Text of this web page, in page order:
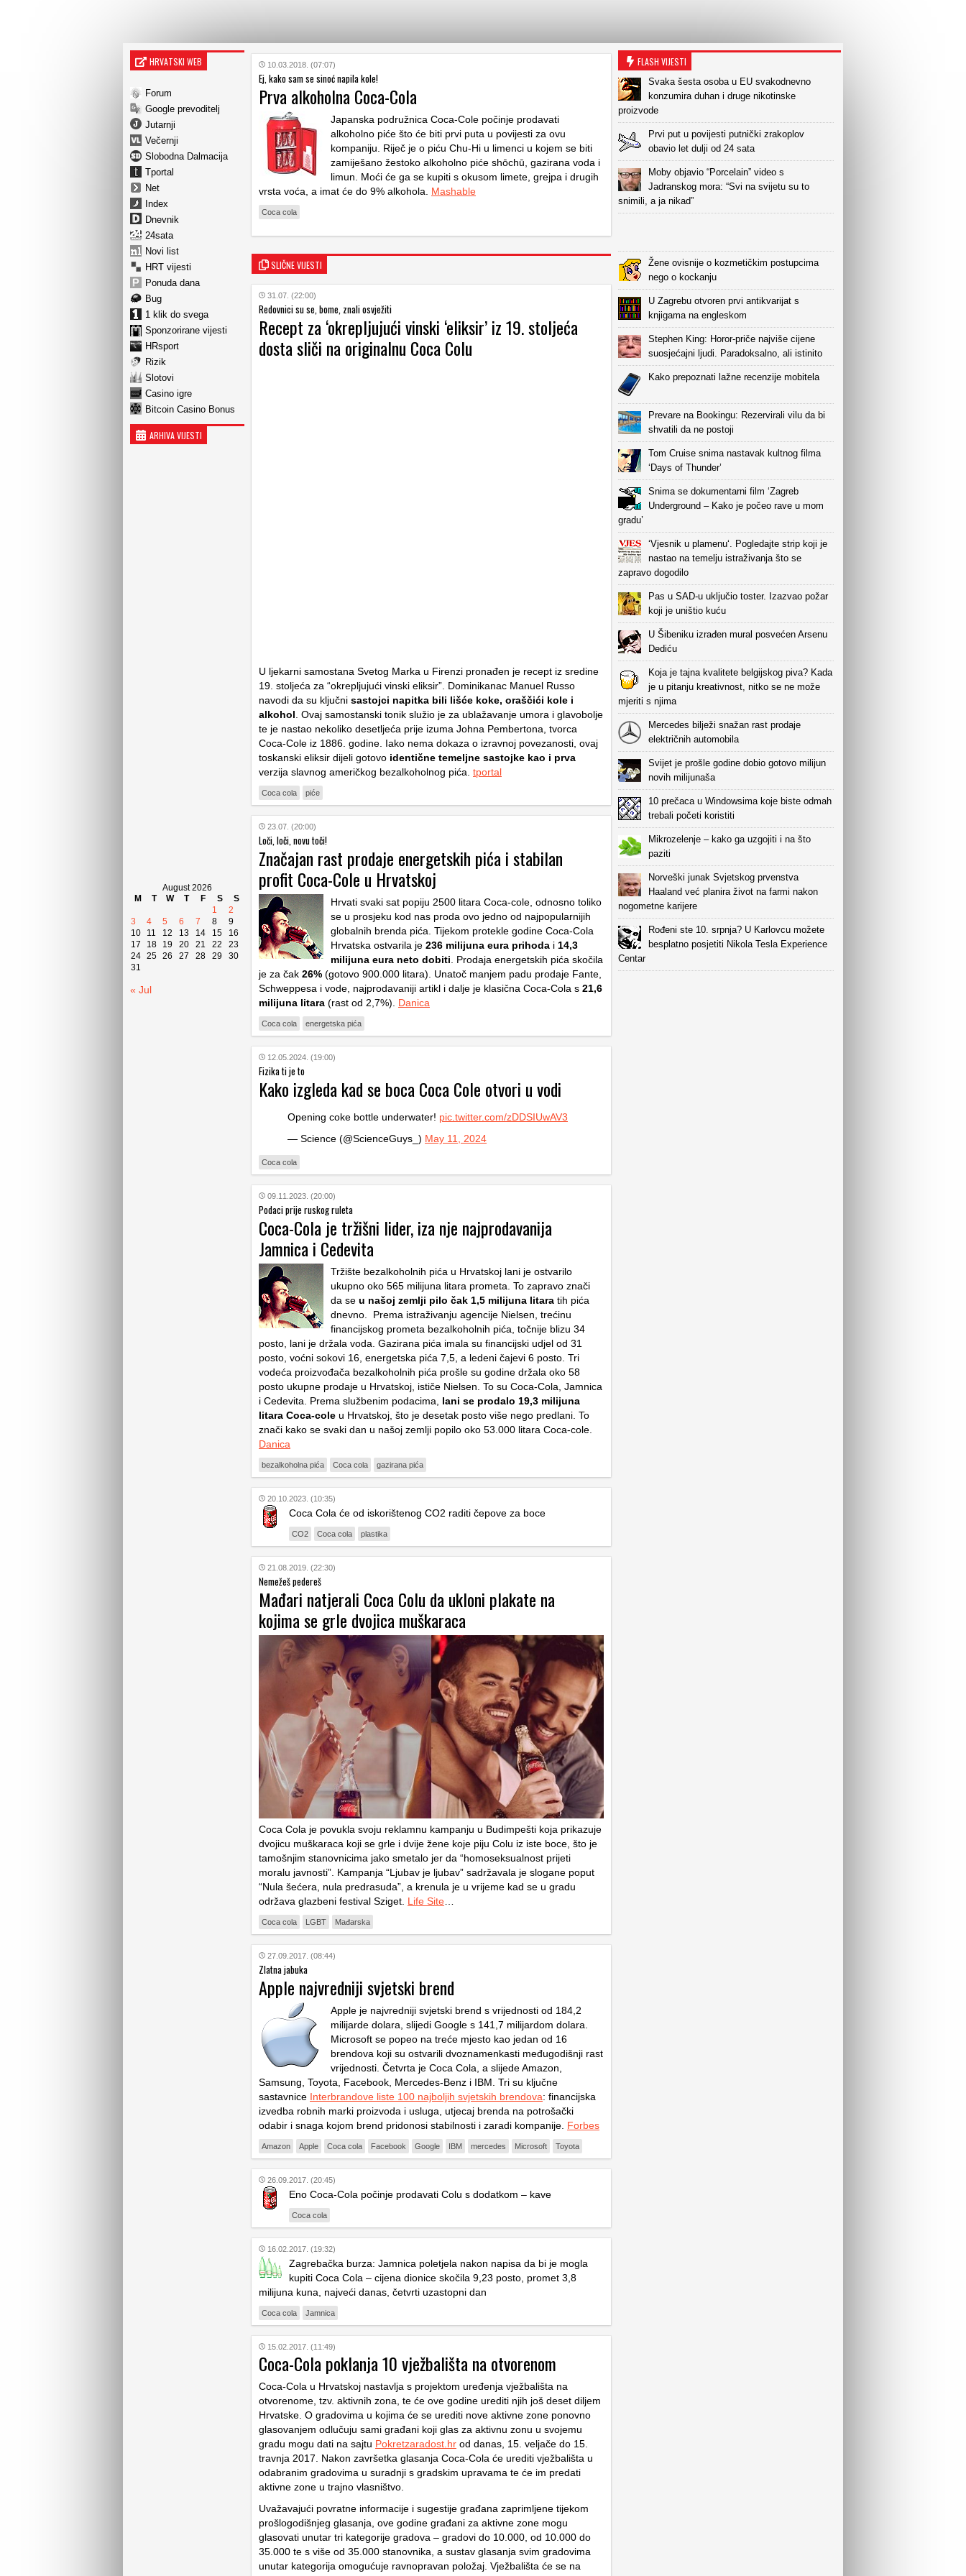
HRVATSKI WEB
Forum
Google prevoditelj
Jutarnji
Večernji
Slobodna Dalmacija
Tportal
Net
Index
Dnevnik
24sata
Novi list
HRT vijesti
Ponuda dana
Bug
1 klik do svega
Sponzorirane vijesti
HRsport
Rizik
Slotovi
Casino igre
Bitcoin Casino Bonus
ARHIVA VIJESTI
August 2026
M
T W T F S
S
1
2
3
4 5 6 7 8
9
10
11 12 13 14 15
16
17
18 19 20 21 22
23
24 25 26 27 28 29
30
31
« Jul
10.03.2018. (07:07)
Ej, kako sam se sinoć napila kole!
Prva alkoholna Coca-Cola
Japanska podružnica Coca-Cole počinje prodavati
alkoholno piće što će biti prvi puta u povijesti za ovu
kompaniju. Riječ je o piću Chu-Hi u limenci u kojem se biti
zamiješano žestoko alkoholno piće shōchū, gazirana voda i
limun. Moći će ga se kupiti s okusom limete, grejpa i drugih
vrsta voća, a imat će do 9% alkohola. Mashable
Coca cola
SLIČNE VIJESTI
31.07. (22:00)
Redovnici su se, bome, znali osvježiti
Recept za ‘okrepljujući vinski ‘eliksir’ iz 19. stoljeća
dosta sliči na originalnu Coca Colu
U ljekarni samostana Svetog Marka u Firenzi pronađen je recept iz sredine
19. stoljeća za “okrepljujući vinski eliksir”. Dominikanac Manuel Russo
navodi da su ključni sastojci napitka bili lišće koke, oraščići kole i
alkohol . Ovaj samostanski tonik služio je za ublažavanje umora i glavobolje
te je nastao nekoliko desetljeća prije izuma Johna Pembertona, tvorca
Coca-Cole iz 1886. godine. Iako nema dokaza o izravnoj povezanosti, ovaj
toskanski eliksir dijeli gotovo identične temeljne sastojke kao i prva
verzija slavnog američkog bezalkoholnog pića. tportal
Coca cola piće
23.07. (20:00)
Loči, loči, novu toči!
Značajan rast prodaje energetskih pića i stabilan
profit Coca-Cole u Hrvatskoj
Hrvati svaki sat popiju 2500 litara Coca-cole, odnosno toliko
se u prosjeku kod nas proda ovo jedno od najpopularnijih
globalnih brenda pića. Tijekom protekle godine Coca-Cola
Hrvatska ostvarila je 236 milijuna eura prihoda i 14,3
milijuna eura neto dobiti . Prodaja energetskih pića skočila
je za čak 26% (gotovo 900.000 litara). Unatoč manjem padu prodaje Fante,
Schweppesa i vode, najprodavaniji artikl i dalje je klasična Coca-Cola s 21,6
milijuna litara (rast od 2,7%). Danica
Coca cola energetska pića
12.05.2024. (19:00)
Fizika ti je to
Kako izgleda kad se boca Coca Cole otvori u vodi
Opening coke bottle underwater! pic.twitter.com/zDDSIUwAV3
— Science (@ScienceGuys_) May 11, 2024
Coca cola
09.11.2023. (20:00)
Podaci prije ruskog ruleta
Coca-Cola je tržišni lider, iza nje najprodavanija
Jamnica i Cedevita
Tržište bezalkoholnih pića u Hrvatskoj lani je ostvarilo
ukupno oko 565 milijuna litara prometa. To zapravo znači
da se u našoj zemlji pilo čak 1,5 milijuna litara tih pića
dnevno. Prema istraživanju agencije Nielsen, trećinu
financijskog prometa bezalkoholnih pića, točnije blizu 34
posto, lani je držala voda. Gazirana pića imala su financijski udjel od 31
posto, voćni sokovi 16, energetska pića 7,5, a ledeni čajevi 6 posto. Tri
vodeća proizvođača bezalkoholnih pića prošle su godine držala oko 58
posto ukupne prodaje u Hrvatskoj, ističe Nielsen. To su Coca-Cola, Jamnica
i Cedevita. Prema službenim podacima,
lani se prodalo 19,3 milijuna
litara Coca-cole u Hrvatskoj, što je desetak posto više nego predlani. To
znači kako se svaki dan u našoj zemlji popilo oko 53.000 litara Coca-cole.
Danica
bezalkoholna pića Coca cola gazirana pića
20.10.2023. (10:35)
Coca Cola će od iskorištenog CO2 raditi čepove za boce
CO2 Coca cola plastika
21.08.2019. (22:30)
Nemežeš pedereš
Mađari natjerali Coca Colu da ukloni plakate na
kojima se grle dvojica muškaraca
Coca Cola je povukla svoju reklamnu kampanju u Budimpešti koja prikazuje
dvojicu muškaraca koji se grle i dvije žene koje piju Colu iz iste boce, što je
tamošnjim stanovnicima jako smetalo jer da “homoseksualnost prijeti
moralu javnosti”. Kampanja “Ljubav je ljubav” sadržavala je slogane poput
“Nula šećera, nula predrasuda”, a krenula je u vrijeme kad se u gradu
održava glazbeni festival Sziget. Life Site
Coca cola LGBT Mađarska
27.09.2017. (08:44)
Zlatna jabuka
Apple najvredniji svjetski brend
Apple je najvredniji svjetski brend s vrijednosti od 184,2
milijarde dolara, slijedi Google s 141,7 milijardom dolara.
Microsoft se popeo na treće mjesto kao jedan od 16
brendova koji su ostvarili dvoznamenkasti međugodišnji rast
vrijednosti. Četvrta je Coca Cola, a slijede Amazon,
Samsung, Toyota, Facebook, Mercedes-Benz i IBM. Tri su ključne
sastavnice Interbrandove liste 100 najboljih svjetskih brendova: financijska
izvedba robnih marki proizvoda i usluga, utjecaj brenda na potrošački
odabir i snaga kojom brend pridonosi stabilnosti i zaradi kompanije. Forbes
Amazon Apple Coca cola Facebook Google IBM mercedes Microsoft Toyota
26.09.2017. (20:45)
Eno Coca-Cola počinje prodavati Colu s dodatkom – kave
Coca cola
16.02.2017. (19:32)
Zagrebačka burza: Jamnica poletjela nakon napisa da bi je mogla
kupiti Coca Cola – cijena dionice skočila 9,23 posto, promet 3,8
milijuna kuna, najveći danas, četvrti uzastopni dan
Coca cola Jamnica
15.02.2017. (11:49)
Coca-Cola poklanja 10 vježbališta na otvorenom
Coca-Cola u Hrvatskoj nastavlja s projektom uređenja vježbališta na
otvorenome, tzv. aktivnih zona, te će ove godine urediti njih još deset diljem
Hrvatske. O gradovima u kojima će se urediti nove aktivne zone ponovno
glasovanjem odlučuju sami građani koji glas za aktivnu zonu u svojemu
gradu mogu dati na sajtu Pokretzaradost.hr od danas, 15. veljače do 15.
travnja 2017. Nakon završetka glasanja Coca-Cola će urediti vježbališta u
odabranim gradovima u suradnji s gradskim upravama te će im predati
aktivne zone u trajno vlasništvo.
Uvažavajući povratne informacije i sugestije građana zaprimljene tijekom
prošlogodišnjeg glasanja, ove godine građani za aktivne zone mogu
glasovati unutar tri kategorije gradova – gradovi do 10.000, od 10.000 do
35.000 te s više od 35.000 stanovnika, a sustav glasanja svim gradovima
unutar kategorija omogućuje ravnopravan položaj. Vježbališta će se na
FLASH VIJESTI
Svaka šesta osoba u EU svakodnevno
konzumira duhan i druge nikotinske
proizvode
Prvi put u povijesti putnički zrakoplov
obavio let dulji od 24 sata
Moby objavio “Porcelain” video s
Jadranskog mora: “Svi na svijetu su to
snimili, a ja nikad”
Žene ovisnije o kozmetičkim postupcima
nego o kockanju
U Zagrebu otvoren prvi antikvarijat s
knjigama na engleskom
Stephen King: Horor-priče najviše cijene
suosjećajni ljudi. Paradoksalno, ali istinito
Kako prepoznati lažne recenzije mobitela
Prevare na Bookingu: Rezervirali vilu da bi
shvatili da ne postoji
Tom Cruise snima nastavak kultnog filma
‘Days of Thunder’
Snima se dokumentarni film ‘Zagreb
Underground – Kako je počeo rave u mom
gradu’
‘Vjesnik u plamenu‘. Pogledajte strip koji je
nastao na temelju istraživanja što se
zapravo dogodilo
Pas u SAD-u uključio toster. Izazvao požar
koji je uništio kuću
U Šibeniku izrađen mural posvećen Arsenu
Dediću
Koja je tajna kvalitete belgijskog piva? Kada
je u pitanju kreativnost, nitko se ne može
mjeriti s njima
Mercedes bilježi snažan rast prodaje
električnih automobila
Svijet je prošle godine dobio gotovo milijun
novih milijunaša
10 prečaca u Windowsima koje biste odmah
trebali početi koristiti
Mikrozelenje – kako ga uzgojiti i na što
paziti
Norveški junak Svjetskog prvenstva
Haaland već planira život na farmi nakon
nogometne karijere
Rođeni ste 10. srpnja? U Karlovcu možete
besplatno posjetiti Nikola Tesla Experience
Centar